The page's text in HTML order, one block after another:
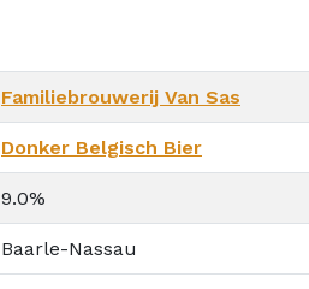
Familiebrouwerij Van Sas
Donker Belgisch Bier
9.0%
Baarle-Nassau